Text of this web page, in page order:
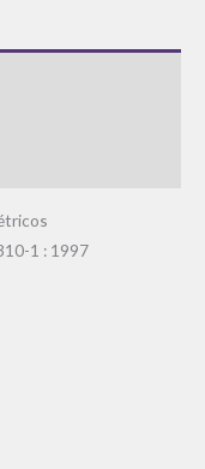
1 : 1997